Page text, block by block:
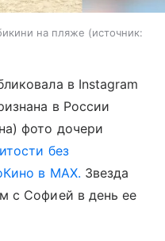
на пляже
источник:
в Instagram
в России
фото дочери
без
в MAX. Звезда
с Софией в день ее